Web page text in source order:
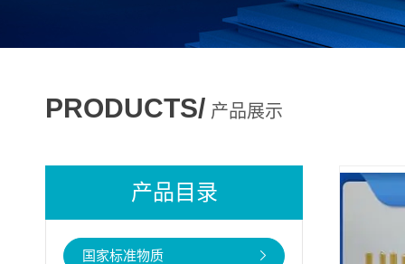
PRODUCTS/ 产品展示
产品目录
国家标准物质